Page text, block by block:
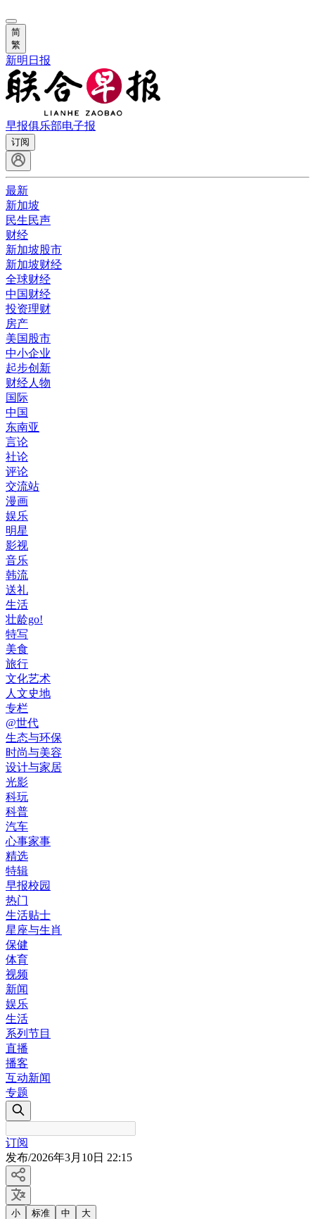
简
繁
新明日报
早报俱乐部电子报
订阅
最新
新加坡
民生民声
财经
新加坡股市
新加坡财经
全球财经
中国财经
投资理财
房产
美国股市
中小企业
起步创新
财经人物
国际
中国
东南亚
言论
社论
评论
交流站
漫画
娱乐
明星
影视
音乐
韩流
送礼
生活
壮龄go!
特写
美食
旅行
文化艺术
人文史地
专栏
@世代
生态与环保
时尚与美容
设计与家居
光影
科玩
科普
汽车
心事家事
精选
特辑
早报校园
热门
生活贴士
星座与生肖
保健
体育
视频
新闻
娱乐
生活
系列节目
直播
播客
互动新闻
专题
订阅
发布/2026年3月10日 22:15
小 标准 中 大